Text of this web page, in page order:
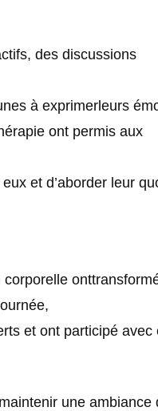
des discussions
à exprimerleurs
ont permis aux
et d’aborder leur
corporelle
et ont participé
une